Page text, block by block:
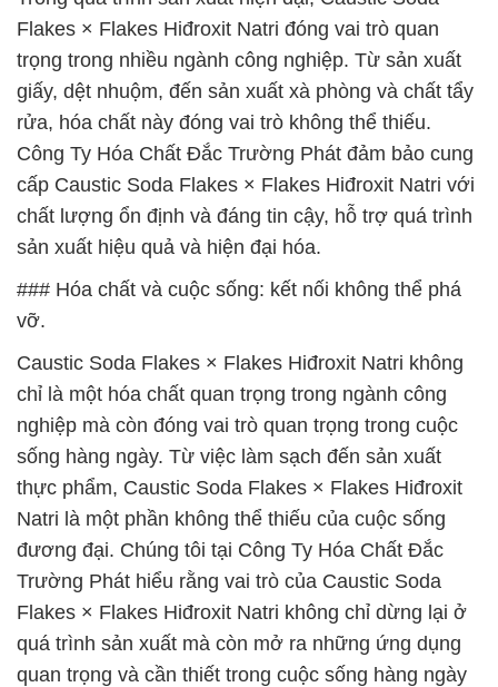
Flakes × Flakes Hiđroxit Natri đóng vai trò quan
trọng trong nhiều ngành công nghiệp. Từ sản xuất
giấy, dệt nhuộm, đến sản xuất xà phòng và chất tẩy
rửa, hóa chất này đóng vai trò không thể thiếu.
Công Ty Hóa Chất Đắc Trường Phát đảm bảo cung
cấp Caustic Soda Flakes × Flakes Hiđroxit Natri với
chất lượng ổn định và đáng tin cậy, hỗ trợ quá trình
sản xuất hiệu quả và hiện đại hóa.
### Hóa chất và cuộc sống: kết nối không thể phá
vỡ.
Caustic Soda Flakes × Flakes Hiđroxit Natri không
chỉ là một hóa chất quan trọng trong ngành công
nghiệp mà còn đóng vai trò quan trọng trong cuộc
sống hàng ngày. Từ việc làm sạch đến sản xuất
thực phẩm, Caustic Soda Flakes × Flakes Hiđroxit
Natri là một phần không thể thiếu của cuộc sống
đương đại. Chúng tôi tại Công Ty Hóa Chất Đắc
Trường Phát hiểu rằng vai trò của Caustic Soda
Flakes × Flakes Hiđroxit Natri không chỉ dừng lại ở
quá trình sản xuất mà còn mở ra những ứng dụng
quan trọng và cần thiết trong cuộc sống hàng ngày